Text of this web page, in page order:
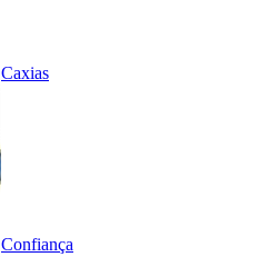
Caxias
Confiança